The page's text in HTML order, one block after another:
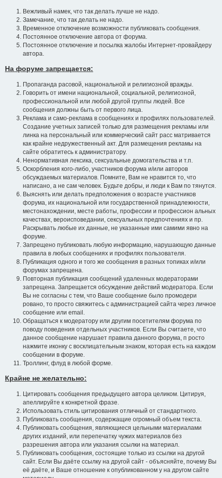
Вежливый намек, что так делать лучше не надо.
Замечание, что так делать не надо.
Временное отключение возможности публиковать сообщения.
Постоянное отключение автора от форума.
Постоянное отключение и посылка жалобы Интернет-провайдеру
автора.
На форуме запрещается:
Пропаганда расовой, национальной и религиозной вражды.
Говорить от имени национальной, социальной, религиозной,
профессиональной или любой другой группы людей. Все
сообщения должны быть от первого лица.
Реклама и само-реклама в сообщениях и профилях пользователей.
Создание учетных записей только для размещения рекламы или
линка на персональный или коммерческий сайт расс матривается
как крайне недружественный акт. Для размещения рекламы на
сайте обратитесь к администратору.
Ненормативная лексика, сексуальные домогательства и т.п.
Оскорбления кого-либо, участников форума и/или авторов
обсуждаемых материалов. Помните, Вам не нравится то, что
написано, а не сам человек. Будьте добры, и люди к Вам по тянутся.
Выяснять или делать предположения о возрасте участников
форума, их национальной или государственной принадлежности,
местонахождении, месте работы, профессии и профессион альных
качествах, вероисповедании, сексуальных предпочтениях и пр.
Раскрывать любые их данные, не указанные ими самими явно на
форуме.
Запрещено публиковать любую информацию, нарушающую данные
правила в любых сообщениях и профилях пользователя.
Публикация одного и того же сообщения в разных топиках и/или
форумах запрещена.
Повторная публикация сообщений удаленных модераторами
запрещена. Запрещается обсуждение действий модератора. Если
Вы не согласны с тем, что Ваше сообщение было промодери
ровано, то просто свяжитесь с администрацией сайта через личное
сообщение или email.
Обращаться к модератору или другим посетителям форума по
поводу поведения отдельных участников. Если Вы считаете, что
данное сообщение нарушает правила данного форума, п росто
нажмите иконку с восклицательным знаком, которая есть на каждом
сообщении в форуме.
Троллинг, флуд в любой форме.
Крайне не желательно:
Цитировать сообщения предыдущего автора целиком. Цитируя,
апеллируйте к конкретной фразе.
Использовать стиль цитирования отличный от стандартного.
Публиковать сообщения, содержащие огромный объем текста.
Публиковать сообщения, являющиеся цельными материалами
других изданий, или перепечатку чужих материалов без
разрешения автора или указания ссылки на материал.
Публиковать сообщения, состоящие только из ссылки на другой
сайт. Если Вы даёте ссылку на другой сайт - объясняйте, почему Вы
её даёте, и Ваше отношение к опубликованном у на другом сайте